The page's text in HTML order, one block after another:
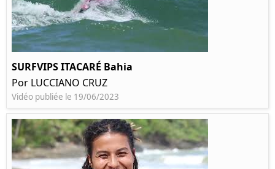
SURFVIPS ITACARÉ Bahia
Por LUCCIANO CRUZ
Vidéo publiée le 19/06/2023